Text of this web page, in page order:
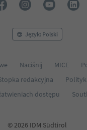
Język: Polski
Naciśnij MICE
redakcyjna
dostępu
© 2026 IDM Südtirol